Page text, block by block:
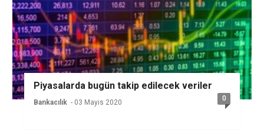
Piyasalarda bugün takip edilecek veriler
Bankacılık - 03 Mayıs 2020 0